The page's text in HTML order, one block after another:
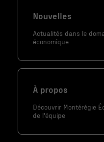
Nouvelles
Actualités dans le
économique
À propos
Découvrir Montérégie
de l'équipe